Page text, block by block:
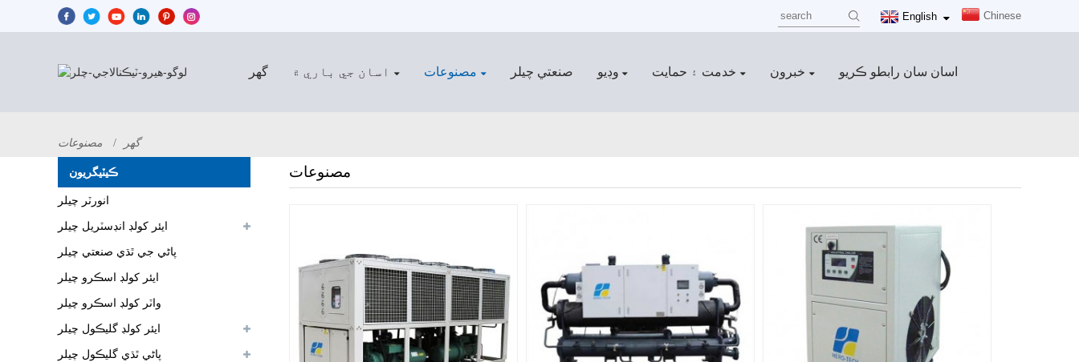
English Chinese
گهر اسان جي باري ۾ مصنوعات صنعتي چيلر وڊيو خدمت ۽ حمايت خبرون اسان سان رابطو ڪريو
گهر مصنوعات
ڪيٽيگريون
انورٽر چيلر
ايئر کولڊ انڊسٽريل چيلر
پاڻي جي ٿڌي صنعتي چيلر
ايئر کولڊ اسڪرو چيلر
واٽر کولڊ اسڪرو چيلر
ايئر کولڊ گليڪول چيلر
پاڻي ٿڌي گليڪول چيلر
مصنوعات